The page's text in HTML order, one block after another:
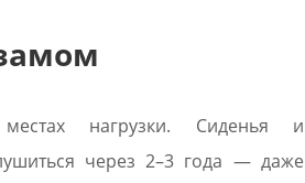
нагрузки. Сиденья и
через 2–3 года — даже